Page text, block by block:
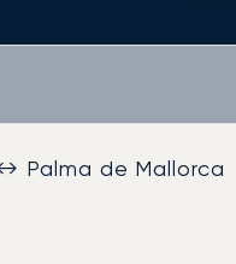
Palma de Mallorca